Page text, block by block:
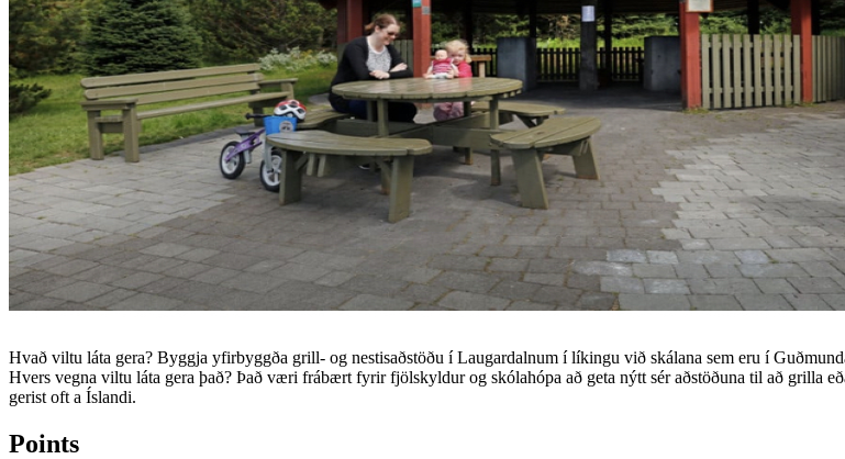
Hvað viltu láta gera? Byggja yfirbyggða grill- og nestisaðstöðu í Laugardalnum í líkingu við skálana sem eru í
Hvers vegna viltu láta gera það? Það væri frábært fyrir fjölskyldur og skólahópa að geta nýtt sér aðstöðuna til að grilla
gerist oft a Íslandi.
Points